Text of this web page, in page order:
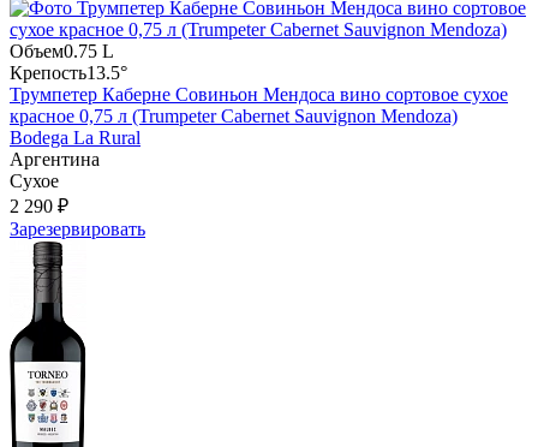
Объем0.75 L
Крепость13.5°
Трумпетер Каберне Совиньон Мендоса вино сортовое сухое
красное 0,75 л (Trumpeter Cabernet Sauvignon Mendoza)
Bodega La Rural
Аргентина
Сухое
2 290 ₽
Зарезервировать